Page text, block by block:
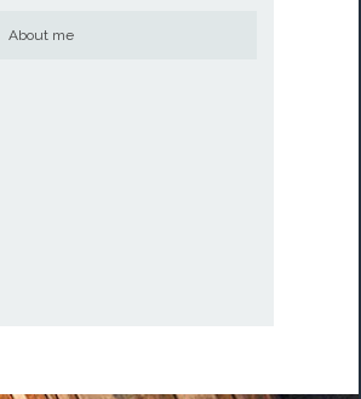
About me